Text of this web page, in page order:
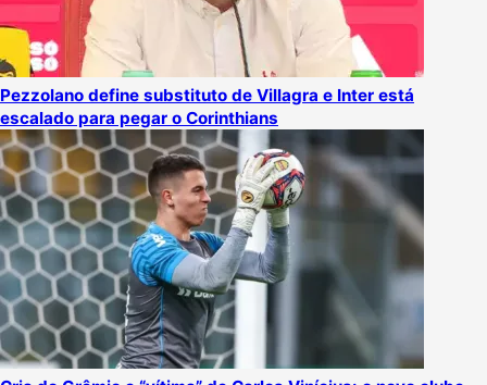
Pezzolano define substituto de Villagra e Inter está
escalado para pegar o Corinthians